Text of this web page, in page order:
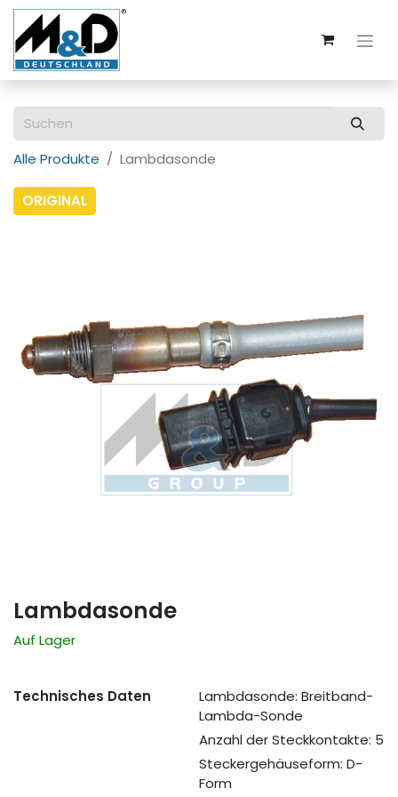
Alle Produkte Lambdasonde
ORIGINAL
Lambdasonde
Auf Lager
Technisches Daten
Lambdasonde: Breitband-
Lambda-Sonde
Anzahl der Steckkontakte: 5
Steckergehäuseform: D-
Form